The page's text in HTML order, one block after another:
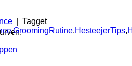
Tagget
,GroomingRutine,HesteejerTips,